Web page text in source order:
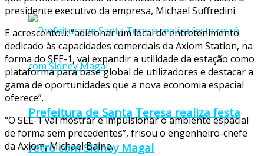
Prefeitura de Santa Teresa realiza festa
retrô com Sidney Magal
presidente executivo da empresa, Michael Suﬀredini.
E acrescentou: “adicionar um local de entretenimento
dedicado às capacidades comerciais da Axiom Station, na
forma do SEE-1, vai expandir a utilidade da estação como
plataforma para base global de utilizadores e destacar a
gama de oportunidades que a nova economia espacial
oferece”.
“O SEE-1 vai mostrar e impulsionar o ambiente espacial
de forma sem precedentes”, frisou o engenheiro-chefe
da Axiom, Michael Baine.